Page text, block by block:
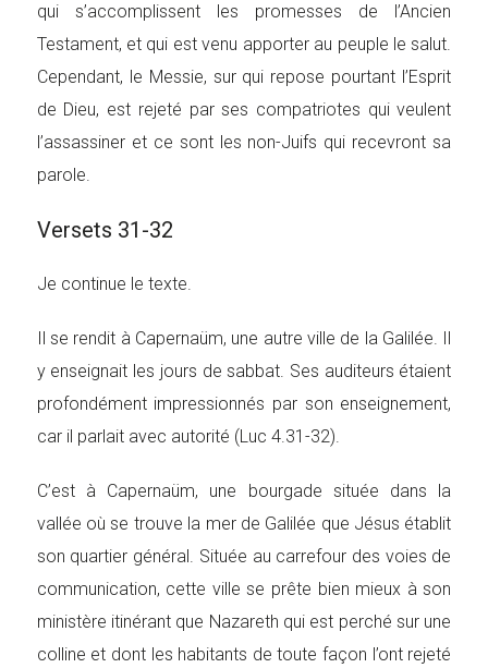
qui s’accomplissent les promesses de l’Ancien
Testament, et qui est venu apporter au peuple le salut.
Cependant, le Messie, sur qui repose pourtant l’Esprit
de Dieu, est rejeté par ses compatriotes qui veulent
l’assassiner et ce sont les non-Juifs qui recevront sa
parole.
Versets 31-32
Je continue le texte.
Il se rendit à Capernaüm, une autre ville de la Galilée. Il
y enseignait les jours de sabbat. Ses auditeurs étaient
profondément impressionnés par son enseignement,
car il parlait avec autorité (Luc 4.31-32).
C’est à Capernaüm, une bourgade située dans la
vallée où se trouve la mer de Galilée que Jésus établit
son quartier général. Située au carrefour des voies de
communication, cette ville se prête bien mieux à son
ministère itinérant que Nazareth qui est perché sur une
colline et dont les habitants de toute façon l’ont rejeté